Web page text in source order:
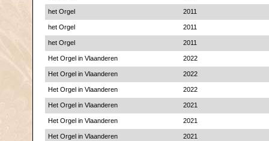
het Orgel 2011
het Orgel 2011
het Orgel 2011
Het Orgel in Vlaanderen 2022
Het Orgel in Vlaanderen 2022
Het Orgel in Vlaanderen 2022
Het Orgel in Vlaanderen 2021
Het Orgel in Vlaanderen 2021
Het Orgel in Vlaanderen 2021